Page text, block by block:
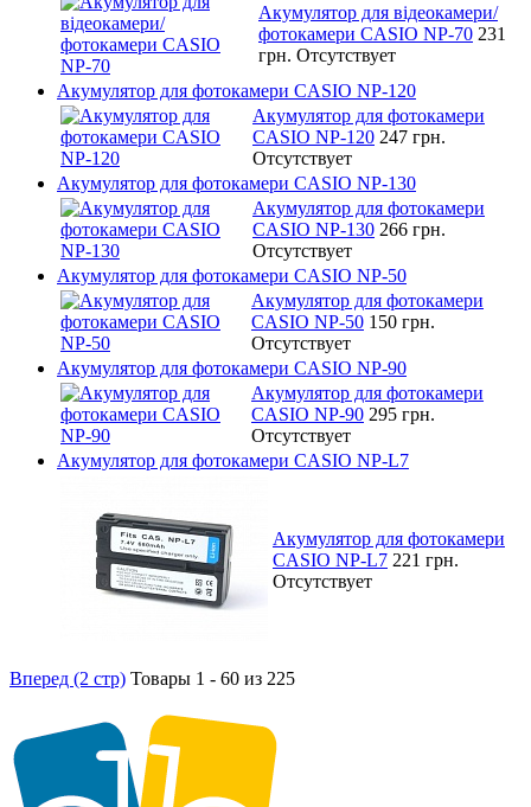
Акумулятор для відеокамери/
фотокамери CASIO NP-70 231
грн. Отсутствует
Акумулятор для фотокамери CASIO NP-120
Акумулятор для фотокамери
CASIO NP-120 247 грн.
Отсутствует
Акумулятор для фотокамери CASIO NP-130
Акумулятор для фотокамери
CASIO NP-130 266 грн.
Отсутствует
Акумулятор для фотокамери CASIO NP-50
Акумулятор для фотокамери
CASIO NP-50 150 грн.
Отсутствует
Акумулятор для фотокамери CASIO NP-90
Акумулятор для фотокамери
CASIO NP-90 295 грн.
Отсутствует
Акумулятор для фотокамери CASIO NP-L7
Акумулятор для фотокамери
CASIO NP-L7 221 грн.
Отсутствует
Вперед (2 стр) Товары 1 - 60 из 225